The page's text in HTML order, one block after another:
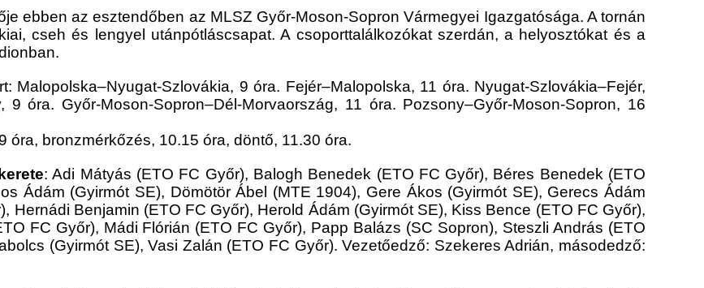
ebben az esztendőben az MLSZ Győr-Moson-Sopron Vármegyei Igazgatósága. A tornán
cseh és lengyel utánpótláscsapat. A csoporttalálkozókat szerdán, a helyosztókat és a
Malopolska–Nyugat-Szlovákia, 9 óra. Fejér–Malopolska, 11 óra. Nyugat-Szlovákia–Fejér,
óra. Győr-Moson-Sopron–Dél-Morvaország, 11 óra. Pozsony–Győr-Moson-Sopron, 16
óra, bronzmérkőzés, 10.15 óra, döntő, 11.30 óra.
: Adi Mátyás (ETO FC Győr), Balogh Benedek (ETO FC Győr), Béres Benedek (ETO
Ádám (Gyirmót SE), Dömötör Ábel (MTE 1904), Gere Ákos (Gyirmót SE), Gerecs Ádám
Hernádi Benjamin (ETO FC Győr), Herold Ádám (Gyirmót SE), Kiss Bence (ETO FC Győr),
FC Győr), Mádi Flórián (ETO FC Győr), Papp Balázs (SC Sopron), Steszli András (ETO
(Gyirmót SE), Vasi Zalán (ETO FC Győr). Vezetőedző: Szekeres Adrián, másodedző: